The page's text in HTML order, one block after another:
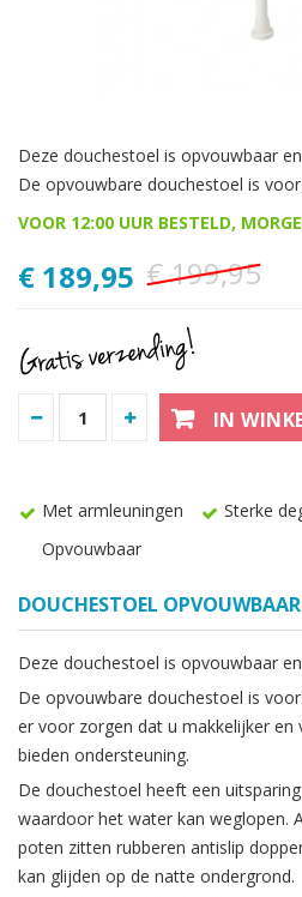
Deze douchestoel is opvouwbaar
De opvouwbare douchestoel is
VOOR 12:00 UUR BESTELD,
€ 189,95 € 199,95
IN
Met armleuningen
Sterke
Opvouwbaar
DOUCHESTOEL OPVOUWBAAR
Deze douchestoel is opvouwbaar
De opvouwbare douchestoel is
er voor zorgen dat u makkelijker en
bieden ondersteuning.
De douchestoel heeft een
waardoor het water kan weglopen.
poten zitten rubberen antislip
kan glijden op de natte ondergrond.